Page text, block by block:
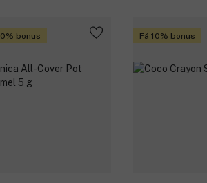
bonus Få 10% bonus